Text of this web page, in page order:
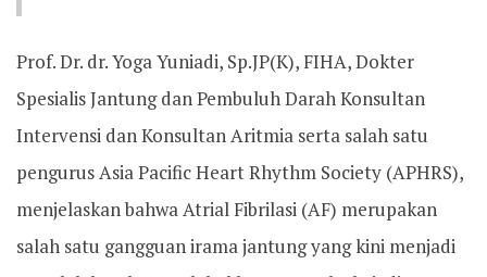
Prof. Dr. dr. Yoga Yuniadi, Sp.JP(K), FIHA, Dokter
Spesialis Jantung dan Pembuluh Darah Konsultan
Intervensi dan Konsultan Aritmia serta salah satu
pengurus Asia Pacific Heart Rhythm Society (APHRS),
menjelaskan bahwa Atrial Fibrilasi (AF) merupakan
salah satu gangguan irama jantung yang kini menjadi